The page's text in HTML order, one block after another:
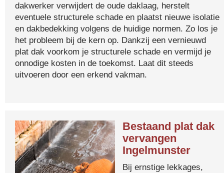
dakwerker verwijdert de oude daklaag, herstelt
eventuele structurele schade en plaatst nieuwe isolatie
en dakbedekking volgens de huidige normen. Zo los je
het probleem bij de kern op. Dankzij een vernieuwd
plat dak voorkom je structurele schade en vermijd je
onnodige kosten in de toekomst. Laat dit steeds
uitvoeren door een erkend vakman.
Bestaand plat dak
vervangen
Ingelmunster
Bij ernstige lekkages,